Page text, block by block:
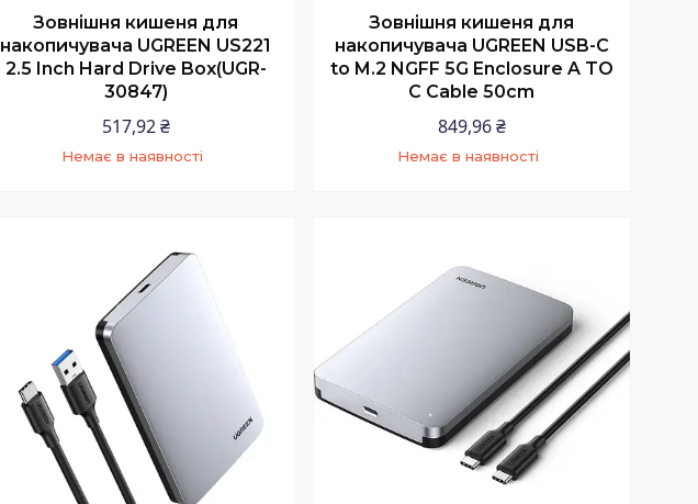
Зовнішня кишеня для
накопичувача UGREEN US221
2.5 Inch Hard Drive Box(UGR-
30847)
517,92 ₴
Немає в наявності
Зовнішня кишеня для
накопичувача UGREEN USB-C
to M.2 NGFF 5G Enclosure A TO
C Cable 50cm
849,96 ₴
Немає в наявності